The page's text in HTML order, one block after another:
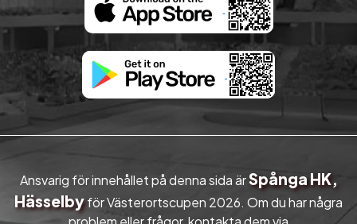
Ansvarig för innehållet på denna sida ärSpånga HK,
Hässelbyför Västerortscupen 2026. Om du har några